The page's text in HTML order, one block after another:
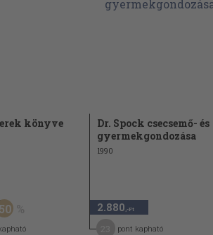
96
104
könyve
50
Dr. Spock csecsemő- és
gyermekgondozása
1990
2.880 ,-Ft
pont kapható